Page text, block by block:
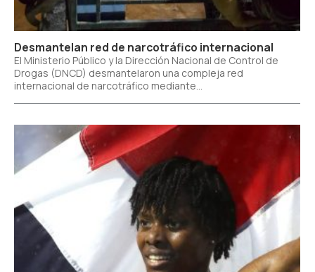
Desmantelan red de narcotráfico internacional
El Ministerio Público y la Dirección Nacional de Control de
Drogas (DNCD) desmantelaron una compleja red
internacional de narcotráfico mediante...